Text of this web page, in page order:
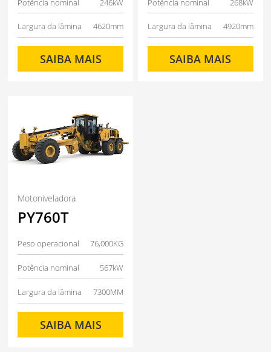
Potência nominal 246kW
Largura da lâmina 4620mm
SAIBA MAIS
Potência nominal 268kW
Largura da lâmina 4920mm
SAIBA MAIS
Motoniveladora
PY760T
Peso operacional 76,000KG
Potência nominal 567kW
Largura da lâmina 7300MM
SAIBA MAIS